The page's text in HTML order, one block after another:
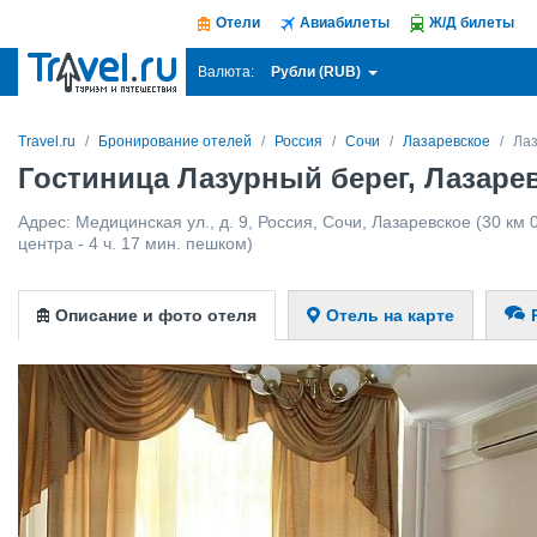
Отели Авиабилеты Ж/Д билеты
Валюта: Рубли (RUB)
Travel.ru Бронирование отелей Россия Сочи Лазаревское
Гостиница Лазурный берег,
Адрес: Медицинская ул., д. 9 Россия Сочи Лазаревское (30 км
центра - 4 ч. 17 мин. пешком)
Описание и фото отеля Отель на карте